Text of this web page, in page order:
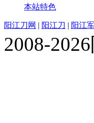
本站特色
阳江刀网 | 阳江刀 | 阳江
2008-